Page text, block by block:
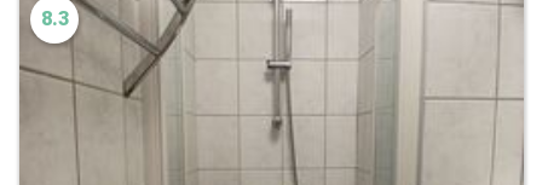
8.3